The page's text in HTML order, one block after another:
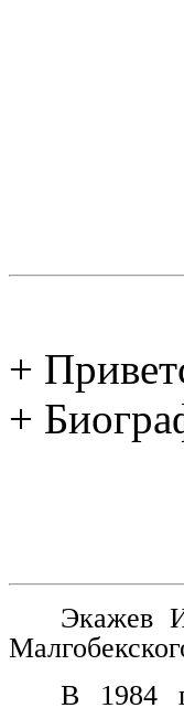
+
+
Экажев
В 1984